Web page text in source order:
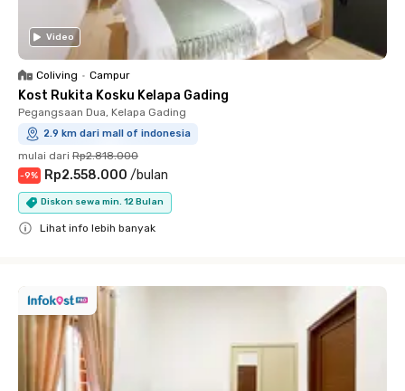
Video
Coliving • Campur
Kost Rukita Kosku Kelapa Gading
Pegangsaan Dua, Kelapa Gading
2.9 km dari mall of indonesia
mulai dari Rp2.818.000
-9% Rp2.558.000 /bulan
Diskon sewa min. 12 Bulan
Lihat info lebih banyak